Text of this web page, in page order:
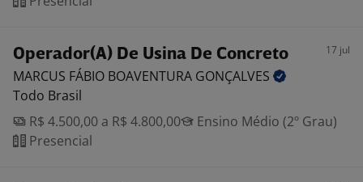
Operador(A) De Usina De Concreto 17 jul
MARCUS FÁBIO BOAVENTURA GONÇALVES
Todo Brasil
R$ 4.500,00 a R$ 4.800,00
Ensino Médio (2º Grau)
Presencial